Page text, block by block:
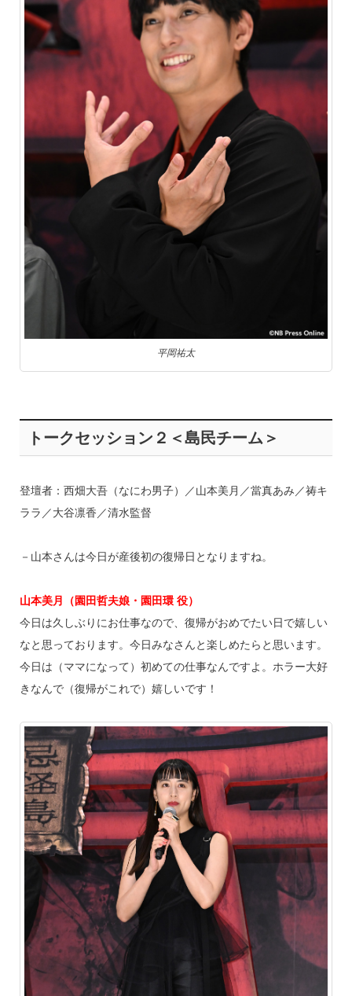
平岡祐太
トークセッション２＜島民チーム＞
登壇者：西畑大吾（なにわ男子）／山本美月／當真あみ／祷キ
ララ／大谷凛香／清水監督
－山本さんは今日が産後初の復帰日となりますね。
山本美月（園田哲夫娘・園田環 役）
今日は久しぶりにお仕事なので、復帰がおめでたい日で嬉しい
なと思っております。今日みなさんと楽しめたらと思います。
今日は（ママになって）初めての仕事なんですよ。ホラー大好
きなんで（復帰がこれで）嬉しいです！